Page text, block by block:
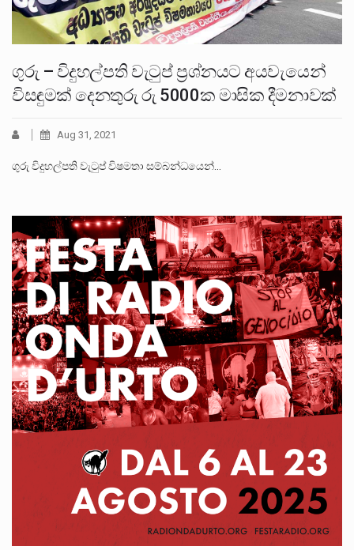
ගුරු – විදුහල්පති වැටුප් ප්‍රශ්නයට අයවැයෙන්
විසඳුමක් දෙනතුරු රු 5000ක මාසික දීමනාවක්
Aug 31, 2021
ගුරු විදුහල්පති වැටුප් විෂමතා සම්බන්ධයෙන්…